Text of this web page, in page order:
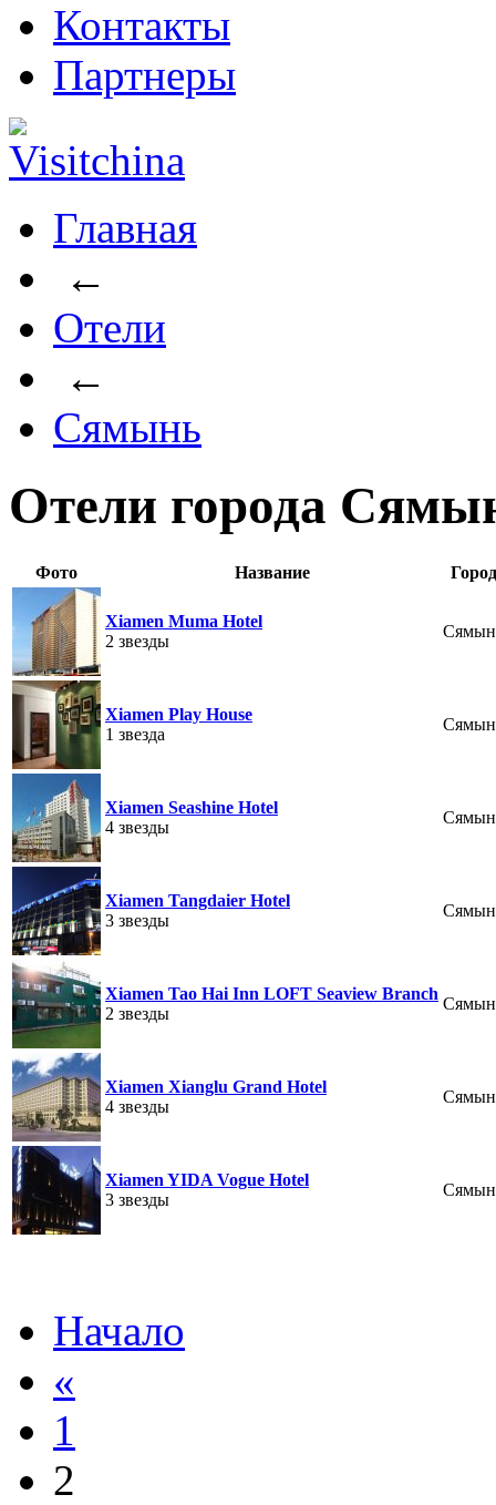
Контакты
Партнеры
Главная
←
Отели
←
Сямынь
Отели города
Фото Название Город
Xiamen Muma Hotel
2 звезды
Xiamen Play House
1 звезда
Xiamen Seashine Hotel
4 звезды
Xiamen Tangdaier Hotel
3 звезды
Xiamen Tao Hai Inn LOFT Seaview Branch
2 звезды
Xiamen Xianglu Grand Hotel
4 звезды
Xiamen YIDA Vogue Hotel
3 звезды
Начало
«
1
2